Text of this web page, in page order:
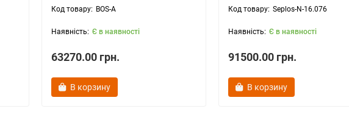
BOS-A
Є в наявності
63270.00 грн.
В корзину
Seplos-N-16.076
Є в наявності
91500.00 грн.
В корзину